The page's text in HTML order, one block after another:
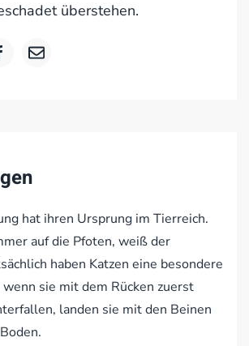
überstehen.
hat ihren Ursprung im Tierreich.
auf die Pfoten, weiß der
haben Katzen eine besondere
sie mit dem Rücken zuerst
landen sie mit den Beinen